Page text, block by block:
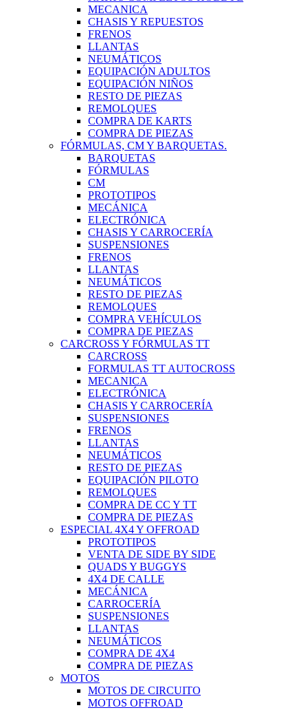
MECANICA
CHASIS Y REPUESTOS
FRENOS
LLANTAS
NEUMÁTICOS
EQUIPACIÓN ADULTOS
EQUIPACIÓN NIÑOS
RESTO DE PIEZAS
REMOLQUES
COMPRA DE KARTS
COMPRA DE PIEZAS
FÓRMULAS, CM Y BARQUETAS.
BARQUETAS
FÓRMULAS
CM
PROTOTIPOS
MECÁNICA
ELECTRÓNICA
CHASIS Y CARROCERÍA
SUSPENSIONES
FRENOS
LLANTAS
NEUMÁTICOS
RESTO DE PIEZAS
REMOLQUES
COMPRA VEHÍCULOS
COMPRA DE PIEZAS
CARCROSS Y FÓRMULAS TT
CARCROSS
FORMULAS TT AUTOCROSS
MECANICA
ELECTRÓNICA
CHASIS Y CARROCERÍA
SUSPENSIONES
FRENOS
LLANTAS
NEUMÁTICOS
RESTO DE PIEZAS
EQUIPACIÓN PILOTO
REMOLQUES
COMPRA DE CC Y TT
COMPRA DE PIEZAS
ESPECIAL 4X4 Y OFFROAD
PROTOTIPOS
VENTA DE SIDE BY SIDE
QUADS Y BUGGYS
4X4 DE CALLE
MECÁNICA
CARROCERÍA
SUSPENSIONES
LLANTAS
NEUMÁTICOS
COMPRA DE 4X4
COMPRA DE PIEZAS
MOTOS
MOTOS DE CIRCUITO
MOTOS OFFROAD